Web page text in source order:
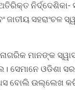
ନିର୍ଦ୍ଦେଶିକା-
ଜାତୀୟ
ମାନଙ୍କ
ସେମାନେ ଓଡିଶା
ବୋଲି ଉଲ୍ଲେଖ